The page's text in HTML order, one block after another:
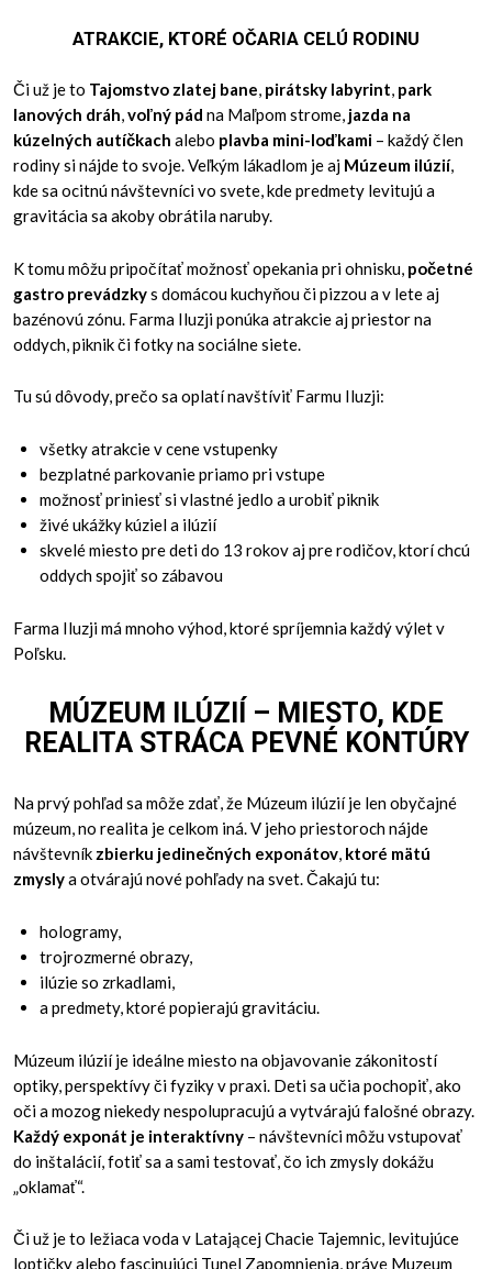
ATRAKCIE, KTORÉ OČARIA CELÚ RODINU
Či už je to Tajomstvo zlatej bane pirátsky labyrint park
lanových dráh ,voľný pád na Maľpom strome, jazda na
kúzelných autíčkach alebo plavba mini-loďkami – každý člen
rodiny si nájde to svoje. Veľkým lákadlom je aj Múzeum ilúzií,
kde sa ocitnú návštevníci vo svete, kde predmety levitujú a
gravitácia sa akoby obrátila naruby.
K tomu môžu pripočítať možnosť opekania pri ohnisku, početné
gastro prevádzkys domácou kuchyňou či pizzou a v lete aj
bazénovú zónu. Farma Iluzji ponúka atrakcie aj priestor na
oddych, piknik či fotky na sociálne siete.
Tu sú dôvody, prečo sa oplatí navštíviť Farmu Iluzji:
všetky atrakcie v cene vstupenky
bezplatné parkovanie priamo pri vstupe
možnosť priniesť si vlastné jedlo a urobiť piknik
živé ukážky kúziel a ilúzií
skvelé miesto pre deti do 13 rokov aj pre rodičov, ktorí chcú
oddych spojiť so zábavou
Farma Iluzji má mnoho výhod, ktoré spríjemnia každý výlet v
Poľsku.
MÚZEUM ILÚZIÍ – MIESTO, KDE
REALITA STRÁCA PEVNÉ KONTÚRY
Na prvý pohľad sa môže zdať, že Múzeum ilúzií je len obyčajné
múzeum, no realita je celkom iná. V jeho priestoroch nájde
návštevník zbierku jedinečných exponátov ktoré mätú
zmyslya otvárajú nové pohľady na svet. Čakajú tu:
hologramy,
trojrozmerné obrazy,
ilúzie so zrkadlami,
a predmety, ktoré popierajú gravitáciu.
Múzeum ilúzií je ideálne miesto na objavovanie zákonitostí
optiky, perspektívy či fyziky v praxi. Deti sa učia pochopiť, ako
oči a mozog niekedy nespolupracujú a vytvárajú falošné obrazy.
Každý exponát je interaktívny – návštevníci môžu vstupovať
do inštalácií, fotiť sa a sami testovať, čo ich zmysly dokážu
„oklamať“.
Či už je to ležiaca voda v Latającej Chacie Tajemnic, levitujúce
loptičky alebo fascinujúci Tunel Zapomnienia, práve Muzeum